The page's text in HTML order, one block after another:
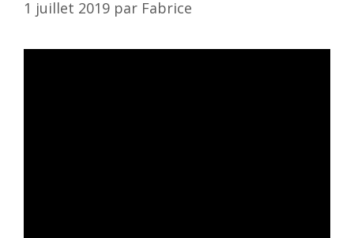
1 juillet 2019 par Fabrice